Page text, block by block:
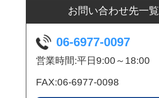
お問い合わせ先一覧
06-6977-0097
営業時間:平日9:00～18:00
FAX:06-6977-0098